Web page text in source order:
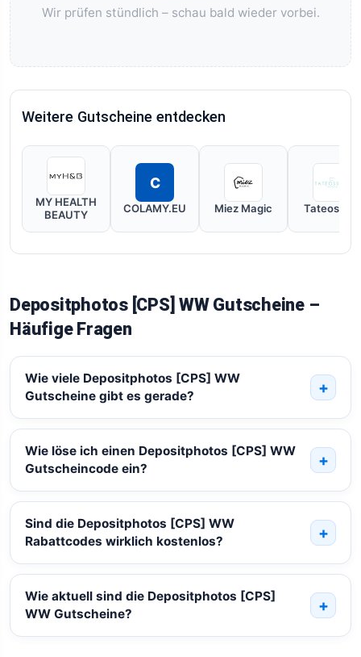
Wir prüfen stündlich – schau bald wieder vorbei.
Weitere Gutscheine entdecken
MY HEALTH
BEAUTY
C
COLAMY.EU Miez Magic Tateossian
Depositphotos [CPS] WW Gutscheine –
Häufige Fragen
Wie viele Depositphotos [CPS] WW
Gutscheine gibt es gerade?
Wie löse ich einen Depositphotos [CPS] WW
Gutscheincode ein?
Sind die Depositphotos [CPS] WW
Rabattcodes wirklich kostenlos?
Wie aktuell sind die Depositphotos [CPS]
WW Gutscheine?